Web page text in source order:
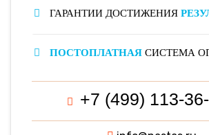
ГАРАНТИИ ДОСТИЖЕНИЯ
ПОСТОПЛАТНАЯ СИСТЕМА
+7 (499) 113-